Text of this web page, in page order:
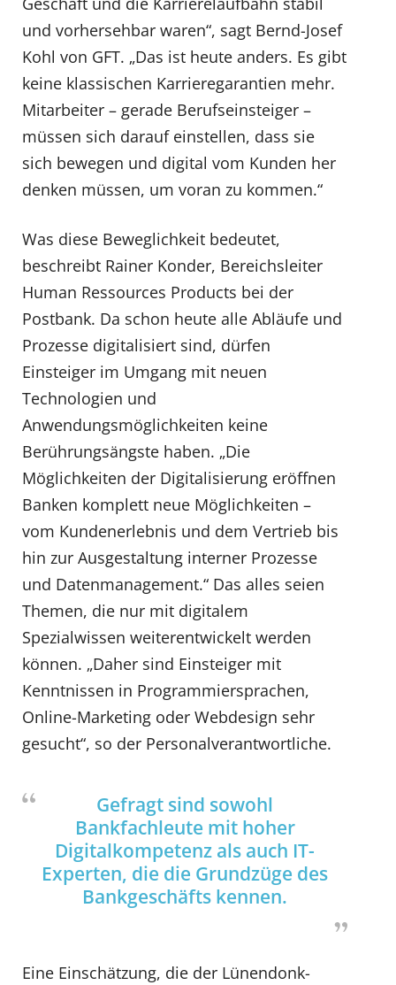
und vorhersehbar waren“, sagt Bernd-Josef
Kohl von GFT. „Das ist heute anders. Es gibt
keine klassischen Karrieregarantien mehr.
Mitarbeiter – gerade Berufseinsteiger –
müssen sich darauf einstellen, dass sie
sich bewegen und digital vom Kunden her
denken müssen, um voran zu kommen.“
Was diese Beweglichkeit bedeutet,
beschreibt Rainer Konder, Bereichsleiter
Human Ressources Products bei der
Postbank. Da schon heute alle Abläufe und
Prozesse digitalisiert sind, dürfen
Einsteiger im Umgang mit neuen
Technologien und
Anwendungsmöglichkeiten keine
Berührungsängste haben. „Die
Möglichkeiten der Digitalisierung eröffnen
Banken komplett neue Möglichkeiten –
vom Kundenerlebnis und dem Vertrieb bis
hin zur Ausgestaltung interner Prozesse
und Datenmanagement.“ Das alles seien
Themen, die nur mit digitalem
Spezialwissen weiterentwickelt werden
können. „Daher sind Einsteiger mit
Kenntnissen in Programmiersprachen,
Online-Marketing oder Webdesign sehr
gesucht“, so der Personalverantwortliche.
Gefragt sind sowohl
Bankfachleute mit hoher
Digitalkompetenz als auch IT-
Experten, die die Grundzüge des
Bankgeschäfts kennen.
Eine Einschätzung, die der Lünendonk-